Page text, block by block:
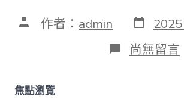
文 作者： admin 發
表
日
期
在
〈古
尚無留言
焦點瀏覽